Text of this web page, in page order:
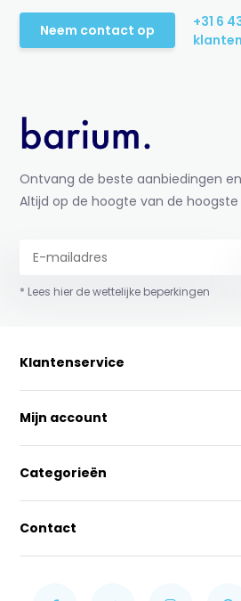
Neem contact op
+31 6
Ontvang de beste aanbiedingen
Altijd op de hoogte van de
* Lees hier de wettelijke beperkingen
Klantenservice
Mijn account
Categorieën
Contact